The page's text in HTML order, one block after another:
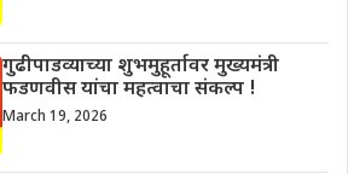
गुढीपाडव्याच्या शुभमुहूर्तावर मुख्यमंत्री
फडणवीस यांचा महत्वाचा संकल्प !
March 19, 2026